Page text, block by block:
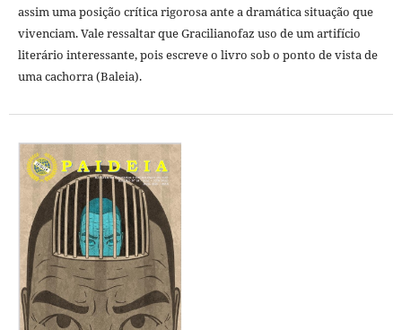
assim uma posição crítica rigorosa ante a dramática situação que
vivenciam. Vale ressaltar que Gracilianofaz uso de um artifício
literário interessante, pois escreve o livro sob o ponto de vista de
uma cachorra (Baleia).